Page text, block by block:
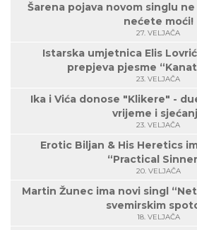
Šarena pojava novom singlu
nećete moći!
27. VELJAČA
Istarska umjetnica Elis
prepjeva pjesme
23. VELJAČA
Ika i Vića donose "Klikere" -
vrijeme i
23. VELJAČA
Erotic Biljan & His Heretics
“Practical
20. VELJAČA
Martin Žunec ima novi singl
svemirskim
18. VELJAČA